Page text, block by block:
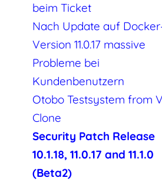
beim Ticket
Nach Update auf
Version 11.0.17 massive
Probleme bei
Kundenbenutzern
Otobo Testsystem from
Clone
Security Patch Release
10.1.18, 11.0.17 and 11.1.0
(Beta2)